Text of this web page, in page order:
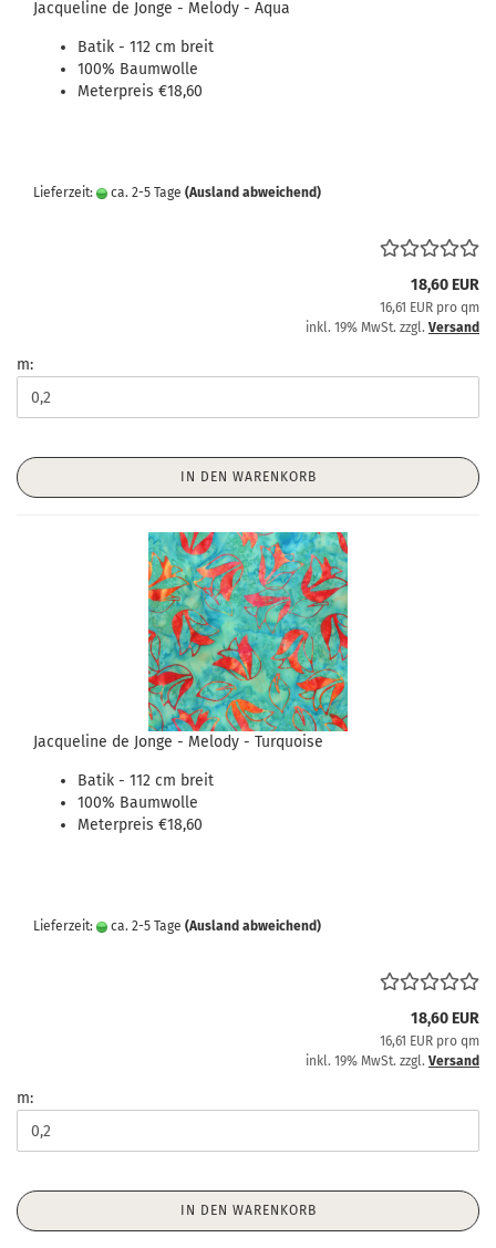
Jacqueline de Jonge - Melody - Aqua
Batik - 112 cm breit
100% Baumwolle
Meterpreis €18,60
Lieferzeit: ca. 2-5 Tage (Ausland abweichend)
18,60 EUR
16,61 EUR pro qm
inkl. 19% MwSt. zzgl. Versand
m:
IN DEN WARENKORB
Jacqueline de Jonge - Melody - Turquoise
Batik - 112 cm breit
100% Baumwolle
Meterpreis €18,60
Lieferzeit: ca. 2-5 Tage (Ausland abweichend)
18,60 EUR
16,61 EUR pro qm
inkl. 19% MwSt. zzgl. Versand
m:
IN DEN WARENKORB